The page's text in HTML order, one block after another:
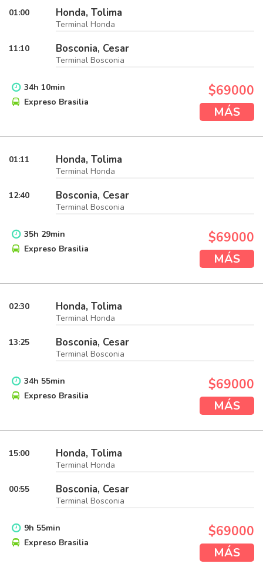
01:00 Honda, Tolima
Terminal Honda
11:10 Bosconia, Cesar
Terminal Bosconia
34h 10min
Expreso Brasilia
$69000
MÁS
01:11 Honda, Tolima
Terminal Honda
12:40 Bosconia, Cesar
Terminal Bosconia
35h 29min
Expreso Brasilia
$69000
MÁS
02:30 Honda, Tolima
Terminal Honda
13:25 Bosconia, Cesar
Terminal Bosconia
34h 55min
Expreso Brasilia
$69000
MÁS
15:00 Honda, Tolima
Terminal Honda
00:55 Bosconia, Cesar
Terminal Bosconia
9h 55min
Expreso Brasilia
$69000
MÁS